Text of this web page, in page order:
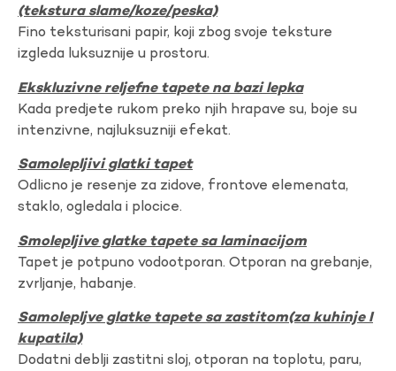
(tekstura slame/koze/peska)
Fino teksturisani papir, koji zbog svoje teksture
izgleda luksuznije u prostoru.
Ekskluzivne reljefne tapete na bazi lepka
Kada predjete rukom preko njih hrapave su, boje su
intenzivne, najluksuzniji efekat.
Samolepljivi glatki tapet
Odlicno je resenje za zidove, frontove elemenata,
staklo, ogledala i plocice.
Smolepljive glatke tapete sa laminacijom
Tapet je potpuno vodootporan. Otporan na grebanje,
zvrljanje, habanje.
Samolepljve glatke tapete sa zastitom(za kuhinje I
kupatila)
Dodatni deblji zastitni sloj, otporan na toplotu, paru,